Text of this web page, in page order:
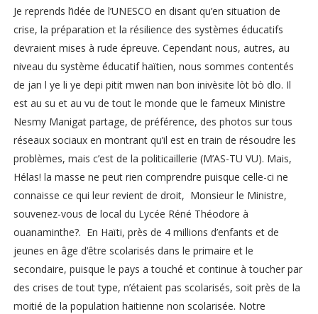
Je reprends l’idée de l’UNESCO en disant qu’en situation de
crise, la préparation et la résilience des systèmes éducatifs
devraient mises à rude épreuve. Cependant nous, autres, au
niveau du système éducatif haïtien, nous sommes contentés
de jan l ye li ye depi pitit mwen nan bon inivèsite lòt bò dlo. Il
est au su et au vu de tout le monde que le fameux Ministre
Nesmy Manigat partage, de préférence, des photos sur tous
réseaux sociaux en montrant qu’il est en train de résoudre les
problèmes, mais c’est de la politicaillerie (M’AS-TU VU). Mais,
Hélas! la masse ne peut rien comprendre puisque celle-ci ne
connaisse ce qui leur revient de droit, Monsieur le Ministre,
souvenez-vous de local du Lycée Réné Théodore à
ouanaminthe?. En Haïti, près de 4 millions d’enfants et de
jeunes en âge d’être scolarisés dans le primaire et le
secondaire, puisque le pays a touché et continue à toucher par
des crises de tout type, n’étaient pas scolarisés, soit près de la
moitié de la population haitienne non scolarisée. Notre